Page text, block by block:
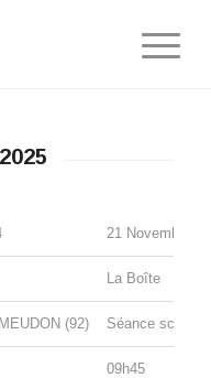
(92)
21 Novembre
La Boîte
Séance
09h45